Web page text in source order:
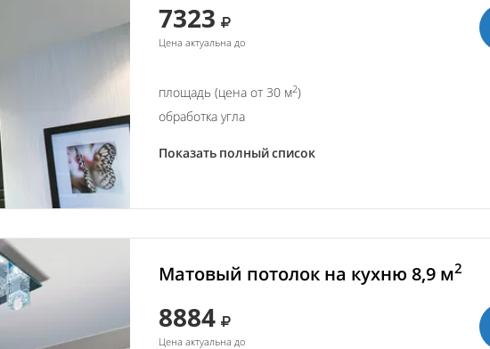
7323
Цена актуальна до
площадь (цена от 30 м2)
обработка угла
Показать полный список
Матовый потолок на кухню 8,9 м2
8884
Цена актуальна до